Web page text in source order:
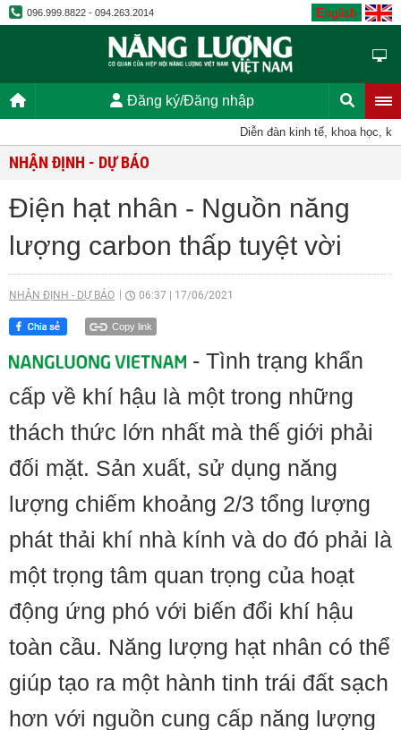
096.999.8822 - 094.263.2014 English
Đăng ký/Đăng nhập
Diễn đàn kinh tế, khoa học, kỹ
NHẬN ĐỊNH - DỰ BÁO
Điện hạt nhân - Nguồn năng
lượng carbon thấp tuyệt vời
NHẬN ĐỊNH - DỰ BÁO 06:37 17/06/2021
Copy link
- Tình trạng khẩn
cấp về khí hậu là một trong những
thách thức lớn nhất mà thế giới phải
đối mặt. Sản xuất, sử dụng năng
lượng chiếm khoảng 2/3 tổng lượng
phát thải khí nhà kính và do đó phải là
một trọng tâm quan trọng của hoạt
động ứng phó với biến đổi khí hậu
toàn cầu. Năng lượng hạt nhân có thể
giúp tạo ra một hành tinh trái đất sạch
hơn với nguồn cung cấp năng lượng